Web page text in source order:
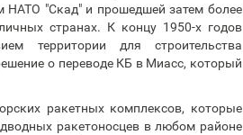
НАТО "Скад" и прошедшей затем более
странах. К концу 1950-х годов
территории для строительства
о переводе КБ в Миасс, который
ракетных комплексов, которые
ракетоносцев в любом районе